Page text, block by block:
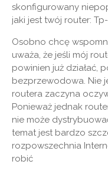
skonfigurowany
jaki jest twój router:
Osobno chcę
uważa, że ​​jeśli mój
powinien już działać,
bezprzewodowa. Nie
routera zaczyna
Ponieważ jednak
nie może
temat jest bardzo
rozpowszechnia
robić